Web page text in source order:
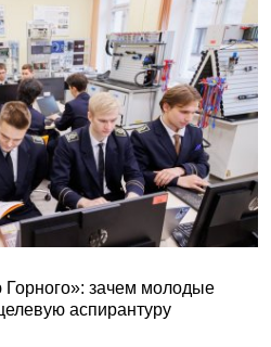
Горного»: зачем молодые
аспирантуру